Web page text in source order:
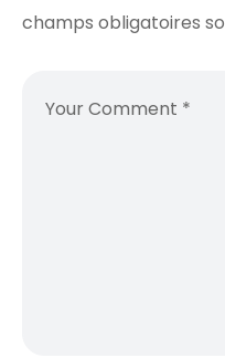
champs obligatoires